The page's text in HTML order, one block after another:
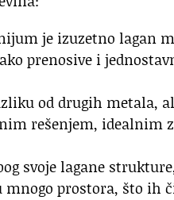
je izuzetno lagan
prenosive i
od drugih metala,
rešenjem, idealnim
svoje lagane
mnogo prostora, što ih